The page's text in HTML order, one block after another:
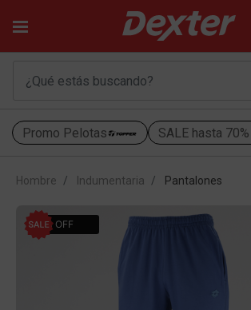
Promo Pelotas SALE hasta 70%
Hombre Indumentaria Pantalones
40% OFF